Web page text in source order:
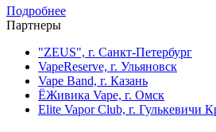
Подробнее
Партнеры
"ZEUS", г. Санкт-Петербург
VapeReserve, г. Ульяновск
Vape Band, г. Казань
ЁЖивика Vape, г. Омск
Elite Vapor Club, г. Гулькевичи